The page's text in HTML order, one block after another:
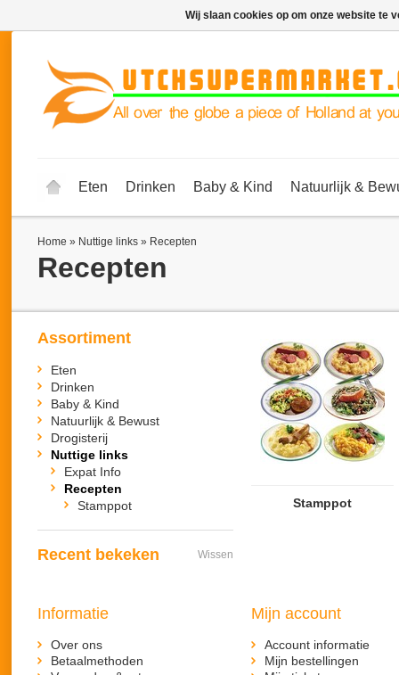
Eten Drinken Baby & Kind Natuurlijk &
Home » Nuttige links » Recepten
Recepten
Stamppot
Assortiment
Eten
Drinken
Baby & Kind
Natuurlijk & Bewust
Drogisterij
Nuttige links
Expat Info
Recepten
Stamppot
Recent bekeken Wissen
Informatie
Over ons
Betaalmethoden
Mijn account
Account informatie
Mijn bestellingen
Wij slaan cookies op om onze website te